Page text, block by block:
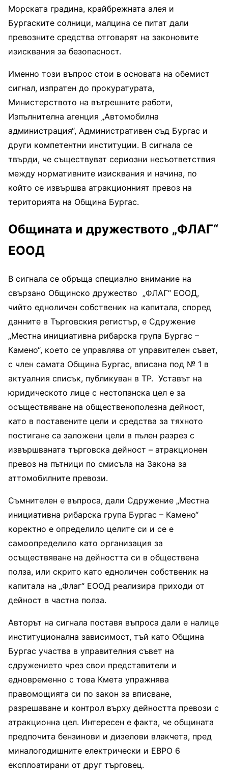
Морската градина, крайбрежната алея и
Бургаските солници, малцина се питат дали
превозните средства отговарят на законовите
изисквания за безопасност.
Именно този въпрос стои в основата на обемист
сигнал, изпратен до прокуратурата,
Министерството на вътрешните работи,
Изпълнителна агенция „Автомобилна
администрация“, Административен съд Бургас и
други компетентни институции. В сигнала се
твърди, че съществуват сериозни несъответствия
между нормативните изисквания и начина, по
който се извършва атракционният превоз на
територията на Община Бургас.
Общината и дружеството „ФЛАГ“
ЕООД
В сигнала се обръща специално внимание на
свързано Общинско дружество „ФЛАГ“ ЕООД,
чийто едноличен собственик на капитала, според
данните в Търговския регистър, е Сдружение
„Местна инициативна рибарска група Бургас –
Камено“, което се управлява от управителен съвет,
с член самата Община Бургас, вписана под № 1 в
актуалния списък, публикуван в ТР. Уставът на
юридическото лице с нестопанска цел е за
осъществяване на общественополезна дейност,
като в поставените цели и средства за тяхното
постигане са заложени цели в пълен разрез с
извършваната търговска дейност – атракционен
превоз на пътници по смисъла на Закона за
аттомобилните превози.
Съмнителен е въпроса, дали Сдружение „Местна
инициативна рибарска група Бургас – Камено“
коректно е определило целите си и се е
самоопределило като организация за
осъществяване на дейността си в обществена
полза, или скрито като едноличен собственик на
капитала на „Флаг“ ЕООД реализира приходи от
дейност в частна полза.
Авторът на сигнала поставя въпроса дали е налице
институционална зависимост, тъй като Община
Бургас участва в управителния съвет на
сдружението чрез свои представители и
едновременно с това Кмета упражнява
правомощията си по закон за вписване,
разрешаване и контрол върху дейността превози с
атракционна цел. Интересен е факта, че общината
предпочита бензинови и дизелови влакчета, пред
миналогодишните електрически и ЕВРО 6
експлоатирани от друг търговец.